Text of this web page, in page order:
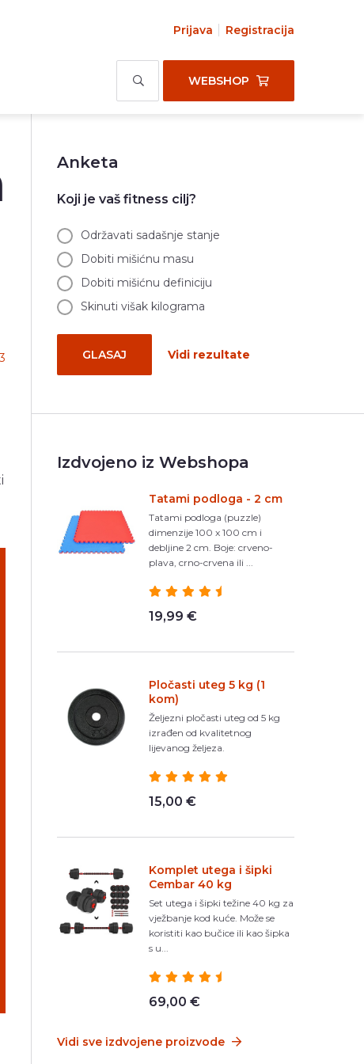
Prijava Registracija
WEBSHOP
Anketa
Koji je vaš fitness cilj?
Održavati sadašnje stanje
Dobiti mišićnu masu
Dobiti mišićnu definiciju
Skinuti višak kilograma
GLASAJ Vidi rezultate
Izdvojeno iz Webshopa
Tatami podloga - 2 cm
Tatami podloga (puzzle)
dimenzije 100 x 100 cm i
debljine 2 cm. Boje: crveno-
plava, crno-crvena ili ...
19,99 €
Pločasti uteg 5 kg (1
kom)
Željezni pločasti uteg od 5 kg
izrađen od kvalitetnog
lijevanog željeza.
15,00 €
Komplet utega i šipki
Cembar 40 kg
Set utega i šipki težine 40 kg za
vježbanje kod kuće. Može se
koristiti kao bučice ili kao šipka
s u...
69,00 €
Vidi sve izdvojene proizvode